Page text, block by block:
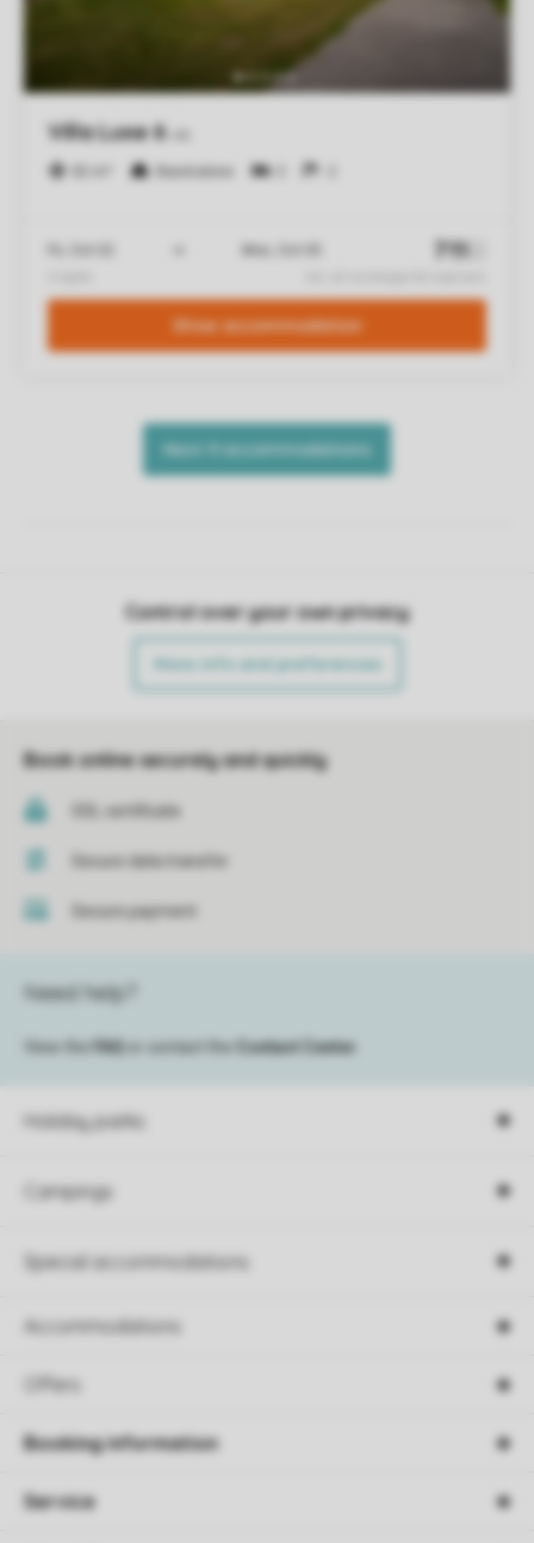
Control over your own privacy
More info and preferences
Book online securely and quickly
SSL certificate
Secure data transfer
Secure payment
Holiday parks
Campings
Special accommodations
Accommodations
Offers
Need help?
View the FAQ or contact the Contact Center
Booking information
Service